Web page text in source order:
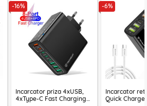
-16%
Incarcator priza 4xUSB,
4xType-C Fast Charging
-6%
Incarcator
Quick Charge